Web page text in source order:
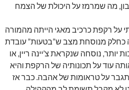
מה שמרמז על היכולת של הצמח
על רקפת כרכיב מאגי הייתה מהמורה
כחלק מנוסחת מצב ש”בטעות” עובדת
יותר, נוסחה שנקראת צ’יינה ריין, או
עוד על תכונותיה של הרקפת והיא
על טראומות של אהבה. כבר אז